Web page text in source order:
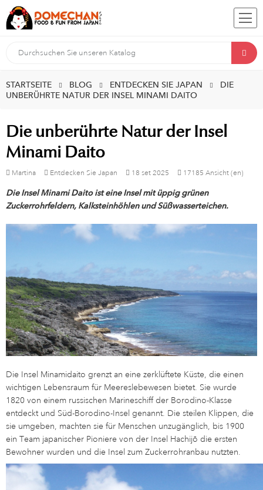
STARTSEITE BLOG ENTDECKEN SIE JAPAN
DIE
UNBERÜHRTE NATUR DER INSEL MINAMI DAITO
Die unberührte Natur der Insel
Minami Daito
Martina Entdecken Sie Japan 18 set 2025 17185 Ansicht (en)
Die Insel Minami Daito ist eine Insel mit üppig grünen
Zuckerrohrfeldern, Kalksteinhöhlen und Süßwasserteichen.
Die Insel Minamidaito grenzt an eine zerklüftete Küste, die einen
wichtigen Lebensraum für Meereslebewesen bietet. Sie wurde
1820 von einem russischen Marineschiff der Borodino-Klasse
entdeckt und Süd-Borodino-Insel genannt. Die steilen Klippen, die
sie umgeben, machten sie für Menschen unzugänglich, bis 1900
ein Team japanischer Pioniere von der Insel Hachijō die ersten
Bewohner wurden und die Insel zum Zuckerrohranbau nutzten.